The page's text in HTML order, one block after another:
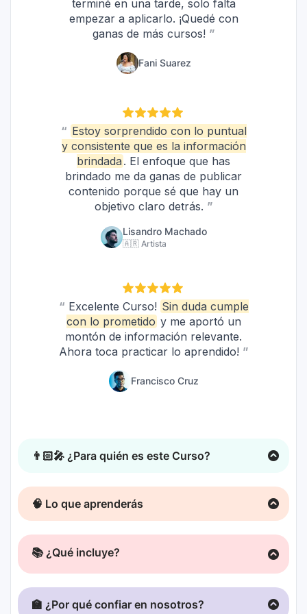
👨🏻‍🎤 ¿Para quién es este Curso?
Este es un Curso 100% creado y pensado para
músicos independientes
🧠 Lo que aprenderás
📚 ¿Qué incluye?
🏫 ¿Por qué confiar en nosotros?